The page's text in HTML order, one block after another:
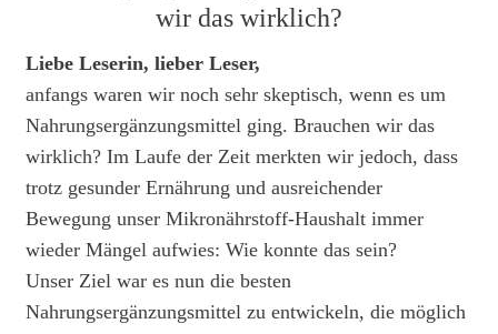
wir das wirklich?
Liebe Leserin, lieber Leser,
anfangs waren wir noch sehr skeptisch, wenn es um
Nahrungsergänzungsmittel ging. Brauchen wir das
wirklich? Im Laufe der Zeit merkten wir jedoch, dass
trotz gesunder Ernährung und ausreichender
Bewegung unser Mikronährstoff-Haushalt immer
wieder Mängel aufwies: Wie konnte das sein?
Unser Ziel war es nun die besten
Nahrungsergänzungsmittel zu entwickeln, die möglich